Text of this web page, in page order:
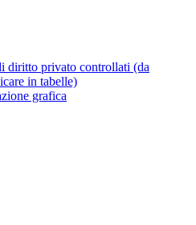
diritto privato controllati (da
in tabelle)
grafica